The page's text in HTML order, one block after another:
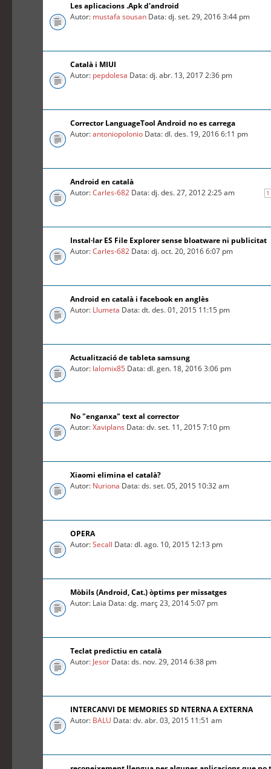
Les aplicacions .Apk d'android
Autor: mustafa sousan Data: dj. set. 29, 2016 3:44 pm
Català i MIUI
Autor: pepdolesa Data: dj. abr. 13, 2017 2:36 pm
Corrector LanguageTool Android no es carrega
Autor:antoniopolonio Data: dl. des. 19, 2016 6:11 pm
Android en català
1
Autor:Carles-682 Data: dj. des. 27, 2012 2:25 am
Instal·lar ES File Explorer sense bloatware ni publicitat
Autor:Carles-682 Data: dj. oct. 20, 2016 6:07 pm
Android en català i facebook en anglès
Autor: Llumeta Data: dt. des. 01, 2015 11:15 pm
Actualització de tableta samsung
Autor: lalomix85 Data: dl. gen. 18, 2016 3:06 pm
No "enganxa" text al corrector
Autor:Xaviplans Data: dv. set. 11, 2015 7:10 pm
Xiaomi elimina el català?
Autor: Nuriona Data: ds. set. 05, 2015 10:32 am
OPERA
Autor:Secall Data: dl. ago. 10, 2015 12:13 pm
Mòbils (Android, Cat.) òptims per missatges
Autor: Laia Data: dg. març 23, 2014 5:07 pm
Teclat predictiu en català
Autor: Jesor Data: ds. nov. 29, 2014 6:38 pm
INTERCANVI DE MEMORIES SD NTERNA A EXTERNA
Autor: BALU Data: dv. abr. 03, 2015 11:51 am